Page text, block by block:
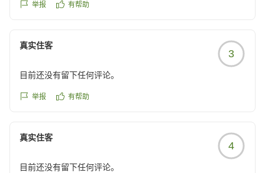
举报 有帮助
真实住客
3
目前还没有留下任何评论。
举报 有帮助
真实住客
4
目前还没有留下任何评论。